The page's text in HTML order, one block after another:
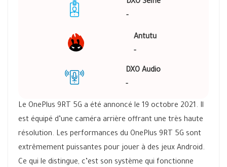
DXO Selfie
-
Antutu
-
DXO Audio
-
Le OnePlus 9RT 5G a été annoncé le 19 octobre 2021. Il
est équipé d’une caméra arrière offrant une très haute
résolution. Les performances du OnePlus 9RT 5G sont
extrêmement puissantes pour jouer à des jeux Android.
Ce qui le distingue, c’est son système qui fonctionne